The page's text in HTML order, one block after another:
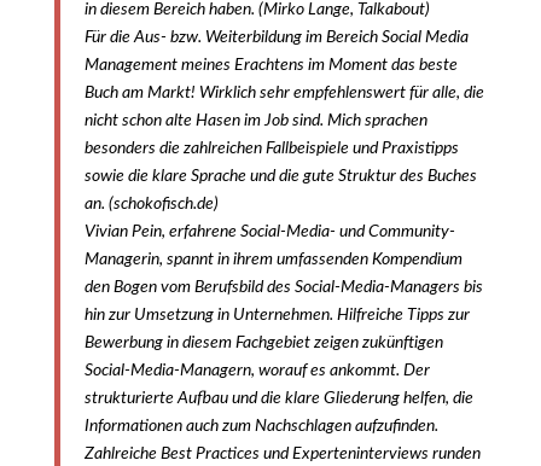
in diesem Bereich haben. (Mirko Lange, Talkabout)
Für die Aus- bzw. Weiterbildung im Bereich Social Media
Management meines Erachtens im Moment das beste
Buch am Markt! Wirklich sehr empfehlenswert für alle, die
nicht schon alte Hasen im Job sind. Mich sprachen
besonders die zahlreichen Fallbeispiele und Praxistipps
sowie die klare Sprache und die gute Struktur des Buches
an. (schokofisch.de)
Vivian Pein, erfahrene Social-Media- und Community-
Managerin, spannt in ihrem umfassenden Kompendium
den Bogen vom Berufsbild des Social-Media-Managers bis
hin zur Umsetzung in Unternehmen. Hilfreiche Tipps zur
Bewerbung in diesem Fachgebiet zeigen zukünftigen
Social-Media-Managern, worauf es ankommt. Der
strukturierte Aufbau und die klare Gliederung helfen, die
Informationen auch zum Nachschlagen aufzufinden.
Zahlreiche Best Practices und Experteninterviews runden